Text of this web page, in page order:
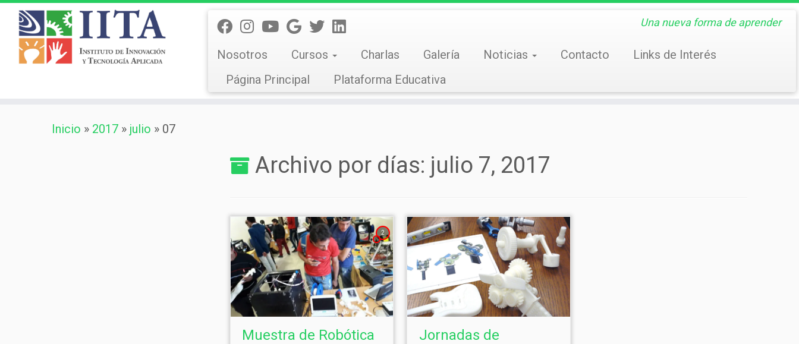
Una nueva forma de aprender
Nosotros Cursos Charlas Galería Noticias Contacto
Links de Interés
Página Principal
Plataforma Educativa
Inicio » 2017 » julio » 07
Archivo por días: julio 7, 2017
2
Muestra de Robótica
Jornadas de